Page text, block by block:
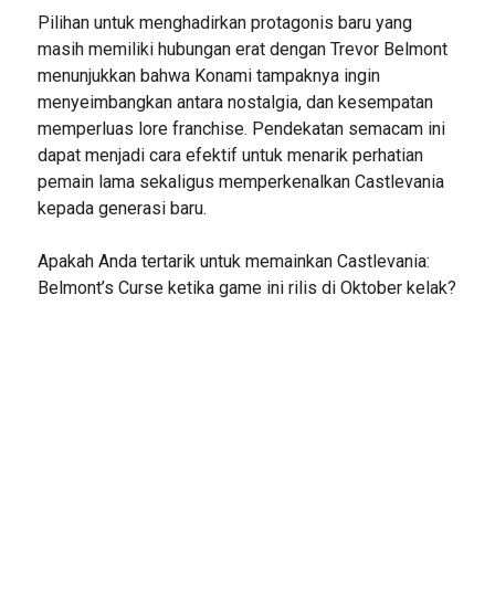
Pilihan untuk menghadirkan protagonis baru yang
masih memiliki hubungan erat dengan Trevor Belmont
menunjukkan bahwa Konami tampaknya ingin
menyeimbangkan antara nostalgia, dan kesempatan
memperluas lore franchise. Pendekatan semacam ini
dapat menjadi cara efektif untuk menarik perhatian
pemain lama sekaligus memperkenalkan Castlevania
kepada generasi baru.
Apakah Anda tertarik untuk memainkan Castlevania:
Belmont’s Curse ketika game ini rilis di Oktober kelak?